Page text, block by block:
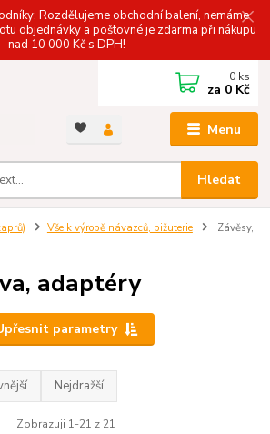
Rozdělujeme obchodní balení, nemáme
objednávky a poštovné je zdarma při nákupu
nad 10 000 Kč s DPH!
Menu
Hledat
0 ks
za 0 Kč
Vše k výrobě návazců, bižuterie
Závěsy,
adaptéry
parametry
Nejdražší
Zobrazuji 1-21 z 21